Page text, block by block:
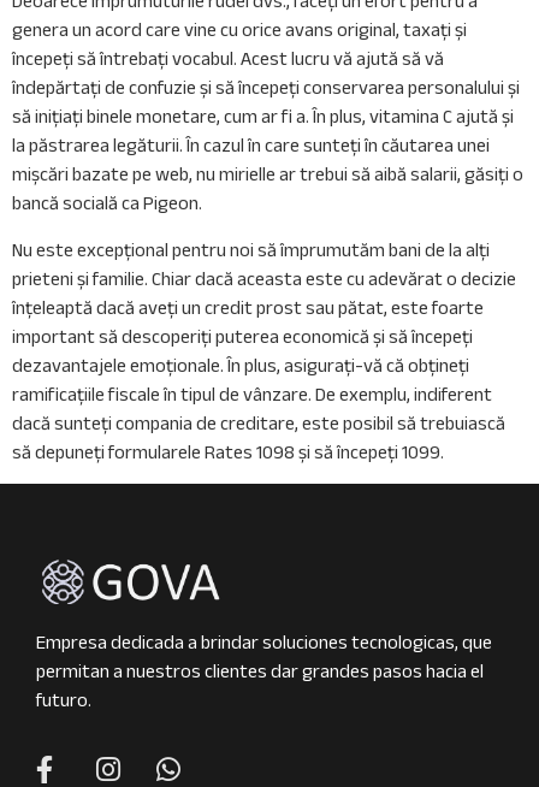
genera un acord care vine cu orice avans original, taxați și
începeți să întrebați vocabul. Acest lucru vă ajută să vă
îndepărtați de confuzie și să începeți conservarea personalului și
să inițiați binele monetare, cum ar fi a. În plus, vitamina C ajută și
la păstrarea legăturii. În cazul în care sunteți în căutarea unei
mișcări bazate pe web, nu mirielle ar trebui să aibă salarii, găsiți o
bancă socială ca Pigeon.
Nu este excepțional pentru noi să împrumutăm bani de la alți
prieteni și familie. Chiar dacă aceasta este cu adevărat o decizie
înțeleaptă dacă aveți un credit prost sau pătat, este foarte
important să descoperiți puterea economică și să începeți
dezavantajele emoționale. În plus, asigurați-vă că obțineți
ramificațiile fiscale în tipul de vânzare. De exemplu, indiferent
dacă sunteți compania de creditare, este posibil să trebuiască
să depuneți formularele Rates 1098 și să începeți 1099.
Empresa dedicada a brindar soluciones tecnologicas, que
permitan a nuestros clientes dar grandes pasos hacia el
futuro.